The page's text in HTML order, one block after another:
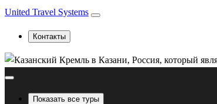
United Travel Systems
Контакты
Показать все туры